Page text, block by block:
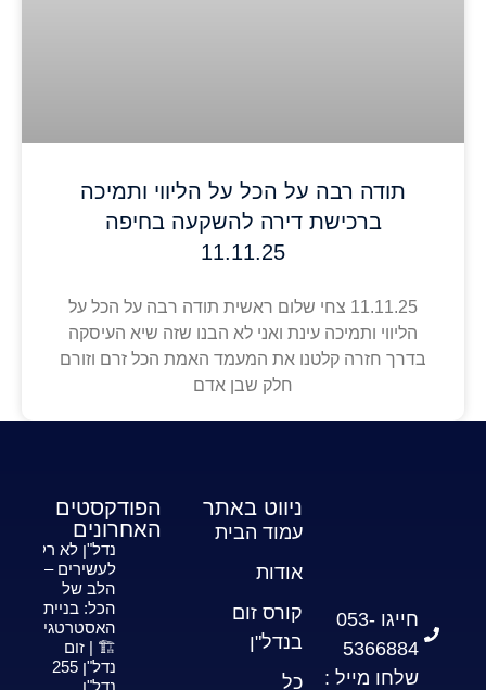
תודה רבה על הכל על הליווי ותמיכה
ברכישת דירה להשקעה בחיפה
11.11.25
11.11.25 צחי שלום ראשית תודה רבה על הכל על
הליווי ותמיכה עינת ואני לא הבנו שזה שיא העיסקה
בדרך חזרה קלטנו את המעמד האמת הכל זרם וזורם
חלק שבן אדם
חייגו 053-
5366884
שלחו מייל :
ניווט באתר
עמוד הבית
אודות
קורס זום
בנדל"ן
כל
הפודקסטים
האחרונים
נדל"ן לא רק
לעשירים –
הלב של
הכל: בניית
האסטרטגיה
🏗️ | זום
נדל"ן 255
נדל"ן